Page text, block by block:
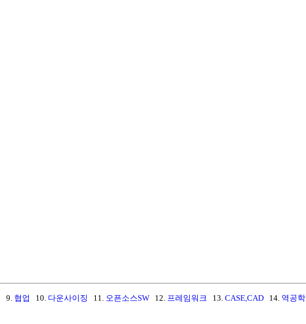
9. 협업 10. 다운사이징 11. 오픈소스SW 12. 프레임워크 13. CASE,CAD 14. 역공학